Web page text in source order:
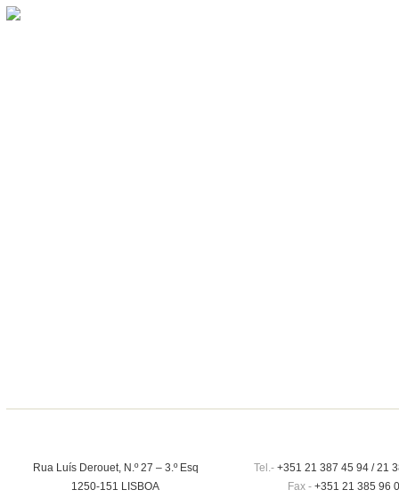
Rua Luís Derouet, N.º 27 – 3.º Esq
1250-151 LISBOA
Tel.-+351 21 387 45 94 / 21
Fax - +351 21 385 96